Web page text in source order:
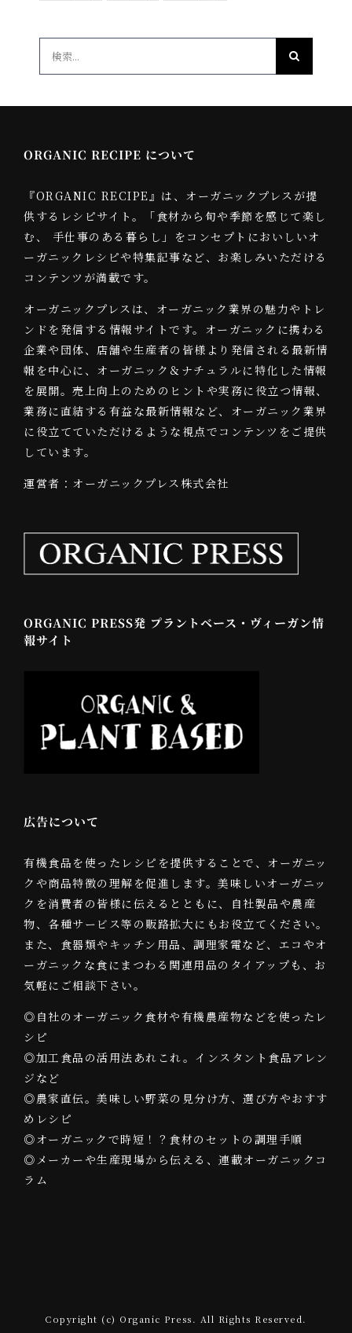
ORGANIC RECIPE について
『ORGANIC RECIPE』は、オーガニックプレスが提
供するレシピサイト。「食材から旬や季節を感じて楽し
む、 手仕事のある暮らし」をコンセプトにおいしいオ
ーガニックレシピや特集記事など、お楽しみいただける
コンテンツが満載です。
オーガニックプレスは、オーガニック業界の魅力やトレ
ンドを発信する情報サイトです。オーガニックに携わる
企業や団体、店舗や生産者の皆様より発信される最新情
報を中心に、オーガニック＆ナチュラルに特化した情報
を展開。売上向上のためのヒントや実務に役立つ情報、
業務に直結する有益な最新情報など、オーガニック業界
に役立てていただけるような視点でコンテンツをご提供
しています。
運営者：オーガニックプレス株式会社
ORGANIC PRESS発 プラントベース・ヴィーガン情
報サイト
広告について
有機食品を使ったレシピを提供することで、オーガニッ
クや商品特徴の理解を促進します。美味しいオーガニッ
クを消費者の皆様に伝えるとともに、自社製品や農産
物、各種サービス等の販路拡大にもお役立てください。
また、食器類やキッチン用品、調理家電など、エコやオ
ーガニックな食にまつわる関連用品のタイアップも、お
気軽にご相談下さい。
◎自社のオーガニック食材や有機農産物などを使ったレ
シピ
◎加工食品の活用法あれこれ。インスタント食品アレン
ジなど
◎農家直伝。美味しい野菜の見分け方、選び方やおすす
めレシピ
◎オーガニックで時短！？食材のセットの調理手順
◎メーカーや生産現場から伝える、連載オーガニックコ
ラム
Copyright (c) Organic Press. All Rights Reserved.